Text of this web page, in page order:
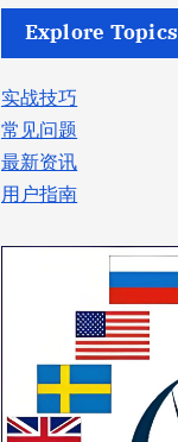
Explore Topics
实战技巧
常见问题
最新资讯
用户指南